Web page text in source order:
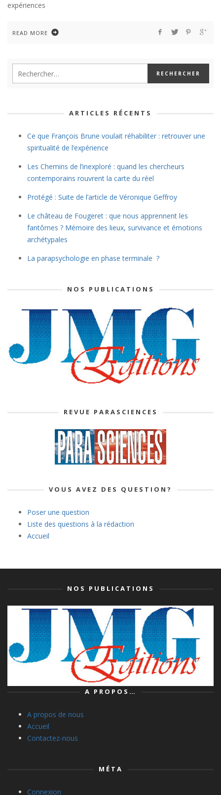
expériences
READ MORE
ARTICLES RÉCENTS
Ce que François Brune voulait réhabiliter : retrouver une
spiritualité de l’expérience
Les Chemins de l’inexploré : quand les chercheurs
contemporains rouvrent la carte du réel
Protégé : Suite de l’article de Véronique Geffroy
Le château de Fougeret : que nous apprennent les
fantômes ? Mémoire des lieux, survivance et émotions
archétypales
La parapsychologie en phase terminale ?
NOS PUBLICATIONS
REVUE PARASCIENCES
VOUS AVEZ DES QUESTION?
Poser une question
Liste des questions à la rédaction
Accueil
NOS PUBLICATIONS
A PROPOS…
A propos de nous
Accueil
Contactez-nous
MÉTA
Connexion